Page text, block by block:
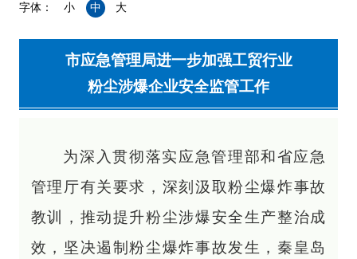
字体： 小 中 大
市应急管理局进一步加强工贸行业
粉尘涉爆企业安全监管工作
为深入贯彻落实应急管理部和省应急
管理厅有关要求，深刻汲取粉尘爆炸事故
教训，推动提升粉尘涉爆安全生产整治成
效，坚决遏制粉尘爆炸事故发生，秦皇岛